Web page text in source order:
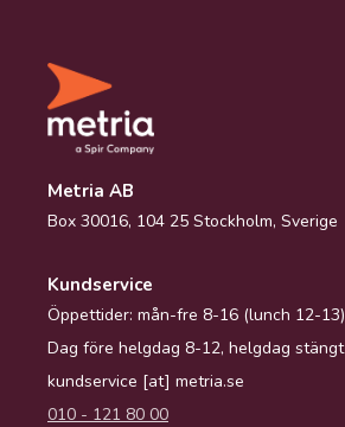
Metria AB
Box 30016, 104 25 Stockholm, Sverige
Kundservice
Öppettider: mån-fre 8-16 (lunch 12-13)
Dag före helgdag 8-12, helgdag stängt
kundservice [at] metria.se
010 - 121 80 00